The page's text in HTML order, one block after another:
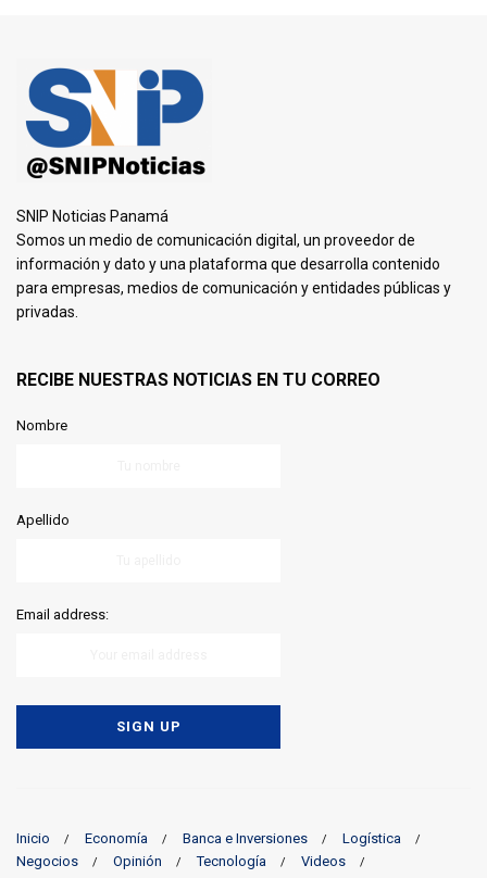
SNIP Noticias Panamá
Somos un medio de comunicación digital, un proveedor de
información y dato y una plataforma que desarrolla contenido
para empresas, medios de comunicación y entidades públicas y
privadas.
RECIBE NUESTRAS NOTICIAS EN TU CORREO
Nombre
Apellido
Email address:
Inicio Economía Banca e Inversiones
Logística
Negocios
Opinión Tecnología
Videos